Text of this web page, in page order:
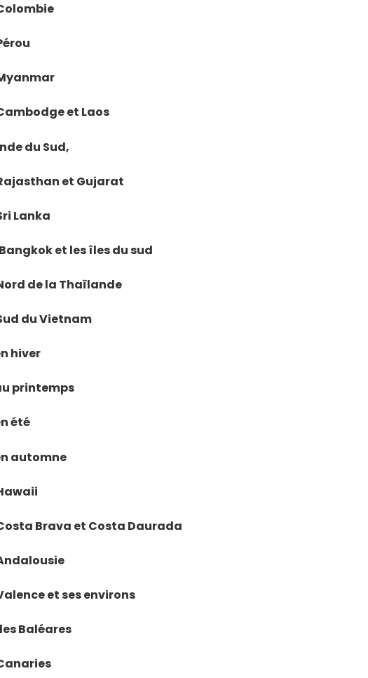
et Laos
du Sud,
et Gujarat
Lanka
et les îles du sud
de la Thaïlande
du Vietnam
hiver
printemps
été
automne
Brava et Costa Daurada
et ses environs
Baléares